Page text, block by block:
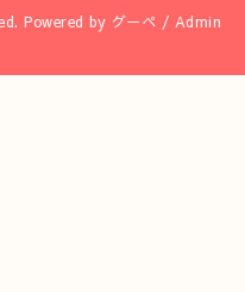
Powered by グーペ / Admin